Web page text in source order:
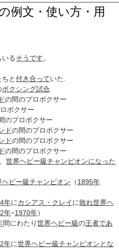
例文・使い方・用
るそうです。
ちと付き合っていた.
ボクシング試合
の間のプロボクサー
ボクサー
のプロボクサー
ドの間のプロボクサー
ドの間のプロボクサー
の間のプロボクサー
、世界ヘビー級チャンピオンになった
ヘビー級チャンピオン （1895年
年にカシアス・クレイに敗れ世界ヘ
年−1970年）
間にわたり世界ヘビー級の王者であ
年に世界ヘビー級チャンピオンとな